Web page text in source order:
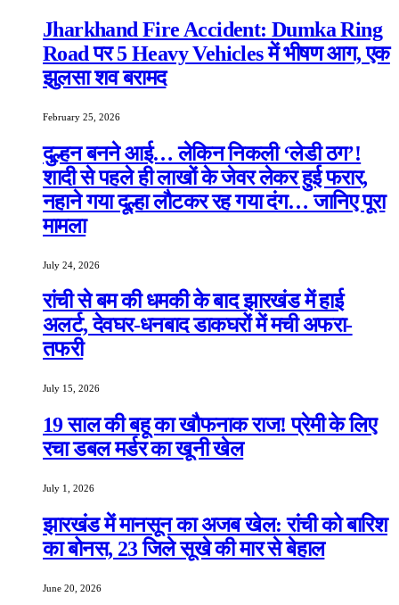
Jharkhand Fire Accident: Dumka Ring
Road पर 5 Heavy Vehicles में भीषण आग, एक
झुलसा शव बरामद
February 25, 2026
दुल्हन बनने आई… लेकिन निकली ‘लेडी ठग’!
शादी से पहले ही लाखों के जेवर लेकर हुई फरार,
नहाने गया दूल्हा लौटकर रह गया दंग… जानिए पूरा
मामला
July 24, 2026
रांची से बम की धमकी के बाद झारखंड में हाई
अलर्ट, देवघर-धनबाद डाकघरों में मची अफरा-
तफरी
July 15, 2026
19 साल की बहू का खौफनाक राज! प्रेमी के लिए
रचा डबल मर्डर का खूनी खेल
July 1, 2026
झारखंड में मानसून का अजब खेल: रांची को बारिश
का बोनस, 23 जिले सूखे की मार से बेहाल
June 20, 2026